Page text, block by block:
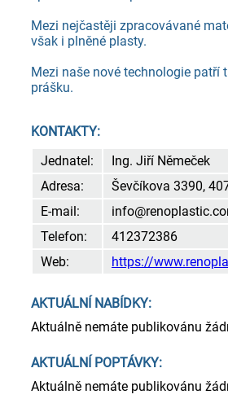
Mezi nejčastěji zpracovávané
však i plněné plasty.
Mezi naše nové technologie patří
prášku.
KONTAKTY:
Jednatel:
Ing. Jiří Němeček
Adresa:
Ševčíkova 3390,
E-mail:
Telefon:
412372386
Web:
https://
AKTUÁLNÍ NABÍDKY:
Aktuálně nemáte publikovánu
AKTUÁLNÍ POPTÁVKY:
Aktuálně nemáte publikovánu